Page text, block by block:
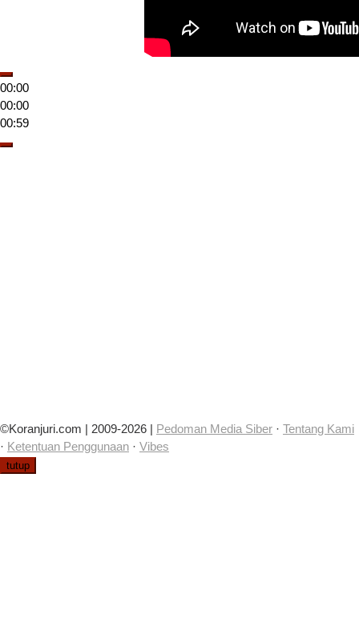
00:00
00:00
00:59
©Koranjuri.com | 2009-2026 | Pedoman Media Siber · Tentang Kami
· Ketentuan Penggunaan · Vibes
tutup